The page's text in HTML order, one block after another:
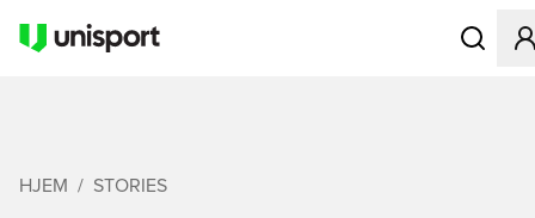
Åbner
HJEM STORIES